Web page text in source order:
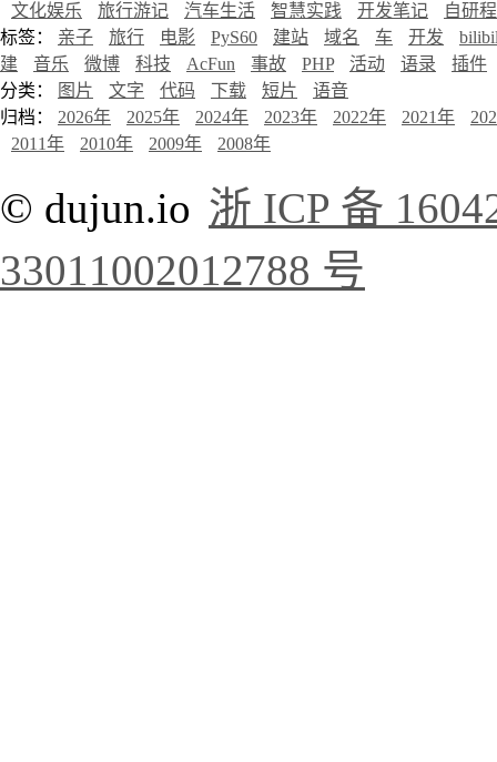
文化娱乐
旅行游记 汽车生活 智慧实践 开发笔记
自研
标签： 亲子 旅行 电影 PyS60 建站 域名 车 开发
建
音乐 微博 科技 AcFun 事故 PHP 活动 语录
插件
分类：
图片 文字 代码 下载 短片
语音
归档： 2026年 2025年 2024年 2023年 2022年 2021年
2011年
2010年 2009年 2008年
© dujun.io 浙 ICP 备
33011002012788 号